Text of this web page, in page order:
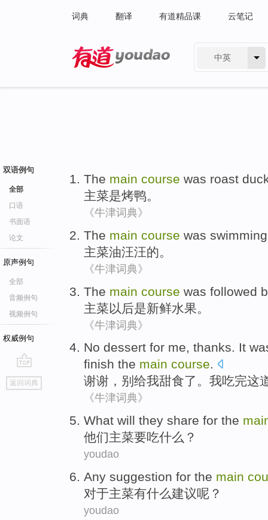
词典 翻译 有道精品课 云笔记
中英
双语例句
全部
口语
书面语
论文
原声例句
全部
音频例句
视频例句
权威例句
go
top
返回词典
The main course was roast
主菜是烤鸭。
《牛津词典》
The main course was
主菜油汪汪的。
《牛津词典》
The main course was followed
主菜 以后是新鲜水果。
《牛津词典》
No dessert for me, thanks. It
finish the main course.
谢谢 ， 别 给我甜食了。 我吃完这
《牛津词典》
What will they share for the
他们主菜要吃什么？
youdao
Any suggestion for the main
对于主菜有什么建议呢？
youdao